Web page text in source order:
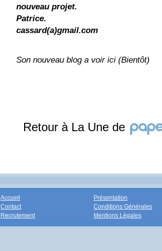
nouveau projet.
Patrice.
cassard(a)gmail.com
Son nouveau blog a voir ici (Bientôt)
Retour à La Une de
Accueil
Contact
Recrutement
Présentation
Conditions Générales
Mentions Légales